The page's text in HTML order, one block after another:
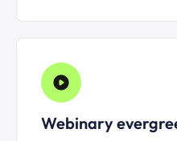
Webinary